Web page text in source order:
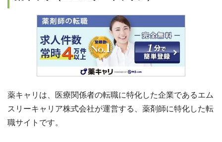
薬キャリは、医療関係者の転職に特化した企業であるエム
スリーキャリア株式会社が運営する、薬剤師に特化した転
職サイトです。